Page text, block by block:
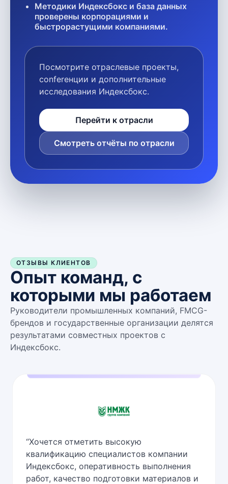
Методики Индексбокс и база данных
проверены корпорациями и
быстрорастущими компаниями.
Посмотрите отраслевые проекты,
conferенции и дополнительные
исследования Индексбокс.
Перейти к отрасли
Смотреть отчёты по отрасли
ОТЗЫВЫ КЛИЕНТОВ
Опыт команд, с
которыми мы работаем
Руководители промышленных компаний, FMCG-
брендов и государственные организации делятся
результатами совместных проектов с
Индексбокс.
“Хочется отметить высокую
квалификацию специалистов компании
Индексбокс, оперативность выполнения
работ, качество подготовки материалов и